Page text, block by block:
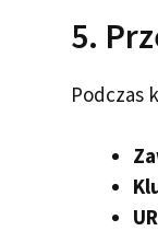
5.
Podczas